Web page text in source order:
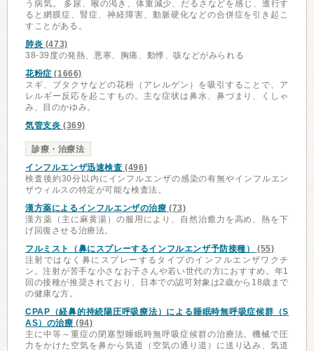
う病気。 多尿、喉の渇き、体重減少、だるさなどを感じ、進行す
ると網膜症、腎症、神経障害、動脈硬化などの合併症を引き起こ
すことがある。
肺炎 (473)
38-39度の発熱、悪寒、胸痛、動悸、咳などがみられる
花粉症 (1666)
スギ、ブタクサなどの花粉（アレルゲン）を吸引することで、ア
レルギー反応を起こすもの。主な症状は鼻水、鼻づまり、くしゃ
み、目のかゆみ。
気管支炎 (369)
診療・治療法
インフルエンザ迅速検査 (496)
検査後約30分以内にインフルエンザの感染の有無やインフルエン
ザウィルスの特定が可能な検査法。
漢方薬によるインフルエンザの治療 (73)
漢方薬（主に麻黄湯）の服用により、自然治癒力を高め、熱を下
げ回復させる治療法。
フルミスト（鼻にスプレーするインフルエンザ予防接種）
(55)
注射ではなく鼻にスプレーするタイプのインフルエンザワクチ
ン。注射が苦手な小さなお子さんや若い世代の方におすすめ。年1
回の接種が推奨されており、日本での認可対象は2歳から18歳まで
の健康な方。
CPAP（経鼻的持続陽圧呼吸療法）による睡眠時無呼吸症候群（S
AS）の治療 (94)
主に中等～重症の閉塞型睡眠時無呼吸症候群の治療法。機械で圧
力をかけた空気を鼻から気道（空気の通り道）に送り込み、気道